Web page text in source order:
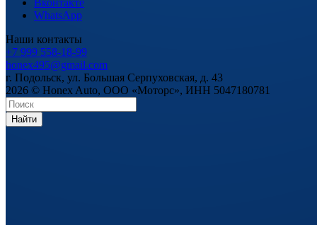
WhatsApp
Наши контакты
+7 999 558-18-99
honex495@gmail.com
г. Подольск, ул. Большая Серпуховская, д. 43
2026 © Honex Auto, ООО «Моторс», ИНН 5047180781
Найти